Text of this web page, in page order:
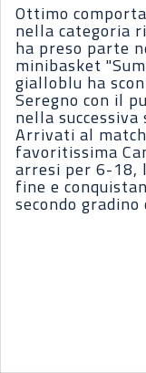
Ottimo
nella categoria
ha preso parte
minibasket
gialloblu ha
Seregno con il
nella
Arrivati al
favoritissima
arresi per 6-18,
fine e
secondo gradino